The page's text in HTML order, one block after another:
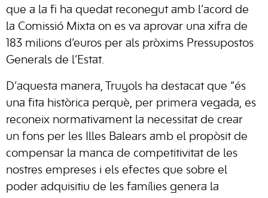
que a la fi ha quedat reconegut amb l’acord de
la Comissió Mixta on es va aprovar una xifra de
183 milions d’euros per als pròxims Pressupostos
Generals de l’Estat.
D’aquesta manera, Truyols ha destacat que “és
una fita històrica perquè, per primera vegada, es
reconeix normativament la necessitat de crear
un fons per les Illes Balears amb el propòsit de
compensar la manca de competitivitat de les
nostres empreses i els efectes que sobre el
poder adquisitiu de les famílies genera la